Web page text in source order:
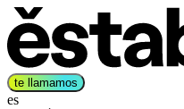
te llamamos
es